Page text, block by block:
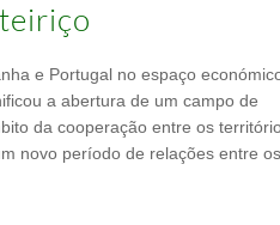
e Portugal no espaço
a abertura de um campo de
da cooperação entre os
novo período de relações entre